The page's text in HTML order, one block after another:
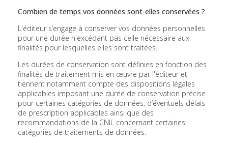
Combien de temps vos données sont-elles conservées ?
L'éditeur s’engage à conserver vos données personnelles
pour une durée n'excédant pas celle nécessaire aux
finalités pour lesquelles elles sont traitées.
Les durées de conservation sont définies en fonction des
finalités de traitement mis en œuvre par l'éditeur et
tiennent notamment compte des dispositions légales
applicables imposant une durée de conservation précise
pour certaines catégories de données, d’éventuels délais
de prescription applicables ainsi que des
recommandations de la CNIL concernant certaines
catégories de traitements de données.